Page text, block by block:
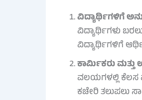
ವಿದ್ಯಾರ್ಥಿಗಳಿಗೆ
ವಿದ್ಯಾರ್ಥಿಗಳು
ವಿದ್ಯಾರ್ಥಿಗಳಿಗೆ
ಕಾರ್ಮಿಕರು
ವಲಯಗಳಲ್ಲಿ ಕೆಲಸ
ಕಚೇರಿ ತಲುಪಲು